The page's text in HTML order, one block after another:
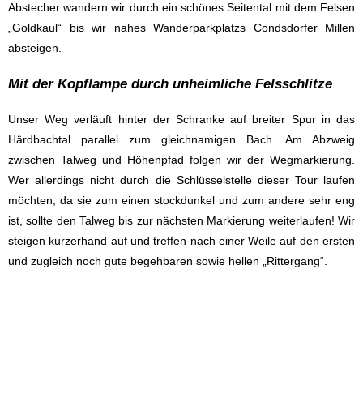
Abstecher wandern wir durch ein schönes Seitental mit dem Felsen
„Goldkaul“ bis wir nahes Wanderparkplatzs Condsdorfer Millen
absteigen.
Mit der Kopflampe durch unheimliche Felsschlitze
Unser Weg verläuft hinter der Schranke auf breiter Spur in das
Härdbachtal parallel zum gleichnamigen Bach. Am Abzweig
zwischen Talweg und Höhenpfad folgen wir der Wegmarkierung.
Wer allerdings nicht durch die Schlüsselstelle dieser Tour laufen
möchten, da sie zum einen stockdunkel und zum andere sehr eng
ist, sollte den Talweg bis zur nächsten Markierung weiterlaufen! Wir
steigen kurzerhand auf und treffen nach einer Weile auf den ersten
und zugleich noch gute begehbaren sowie hellen „Rittergang“.